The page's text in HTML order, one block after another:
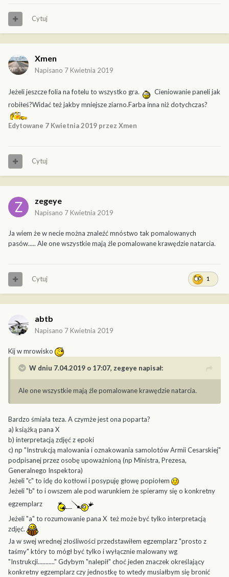
Cytuj
Xmen
Napisano 7 Kwietnia 2019
Jeżeli jeszcze folia na fotelu to wszystko gra.
Cieniowanie paneli jak
robiłeś?Widać też jakby mniejsze ziarno.Farba inna niż dotychczas?
Edytowane 7 Kwietnia 2019 przez Xmen
Cytuj
zegeye
Napisano 7 Kwietnia 2019
Ja wiem że w necie można znaleźć mnóstwo tak pomalowanych
pasów..... Ale one wszystkie mają źle pomalowane krawędzie natarcia.
1
Cytuj
abtb
Napisano 7 Kwietnia 2019
Kij w mrowisko
W dniu 7.04.2019 o 17:07, zegeye napisał:
Ale one wszystkie mają źle pomalowane krawędzie natarcia.
Bardzo śmiała teza. A czymże jest ona poparta?
a) książką pana X
b) interpretacją zdjęć z epoki
c) np "Instrukcją malowania i oznakowania samolotów Armii Cesarskiej"
podpisanej przez osobę upoważnioną (np Ministra, Prezesa,
Generalnego Inspektora)
Jeżeli "c" to idę do kotłowi i posypuję głowę popiołem
Jeżeli "b" to i owszem ale pod warunkiem że spieramy się o konkretny
egzemplarz
Jeżeli "a" to rozumowanie pana X też może być tylko interpretacją
zdjęć.
Ja w swej wrednej złośliwości przedstawiłem egzemplarz "prosto z
taśmy" który to mógł być tylko i wyłącznie malowany wg
"Instrukcji..........." Gdybym "nalepił" choć jeden znaczek określający
konkretny egzemplarz czy jednostkę to wtedy musiałbym się bronić